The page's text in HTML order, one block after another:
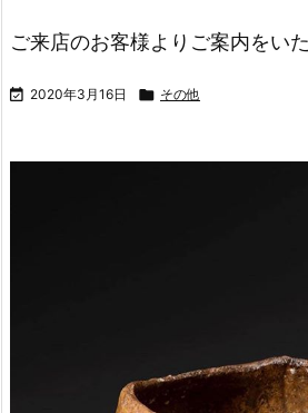
ご来店のお客様よりご案内をい
 2020年3月16日  その他